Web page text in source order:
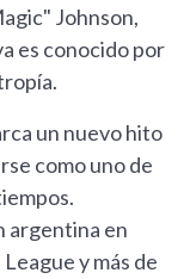
Johnson,
es conocido por
un nuevo hito
como uno de
argentina en
y más de